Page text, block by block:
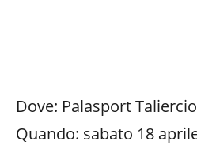
Dove: Palasport
Quando: sabato 18